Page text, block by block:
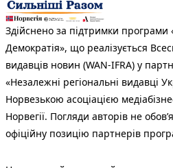
Здійснено за підтримки
Демократія», що реалізується
видавців новин (WAN-IFRA) у
«Незалежні регіональні видавці
Норвезькою асоціацією
Норвегії. Погляди авторів не
офіційну позицію партнерів